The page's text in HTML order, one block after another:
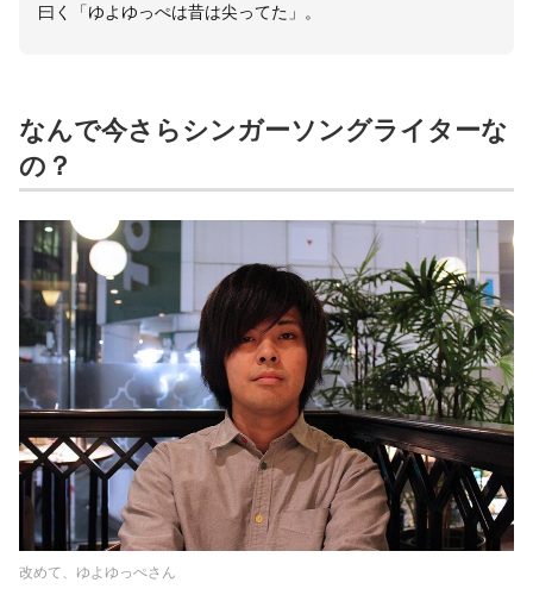
曰く「ゆよゆっぺは昔は尖ってた」。
なんで今さらシンガーソングライターな
の？
改めて、ゆよゆっぺさん